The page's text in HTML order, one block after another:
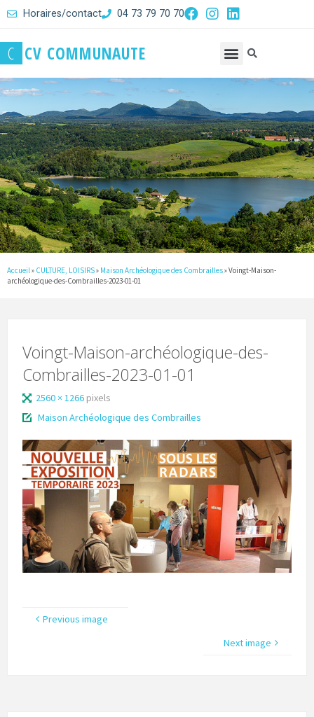
Horaires/contact 04 73 79 70 70
C CV COMMUNAUTE
Accueil » CULTURE, LOISIRS» Maison Archéologique des Combrailles»Voingt-Maison-
archéologique-des-Combrailles-2023-01-01
Voingt-Maison-archéologique-des-
Combrailles-2023-01-01
2560 × 1266 pixels
Maison Archéologique des Combrailles
Previous image
Next image